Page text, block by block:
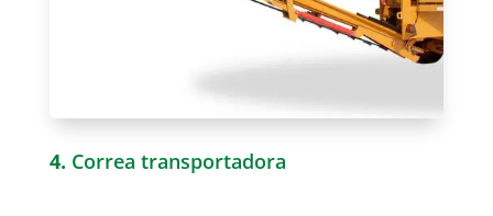
4. Correa transportadora